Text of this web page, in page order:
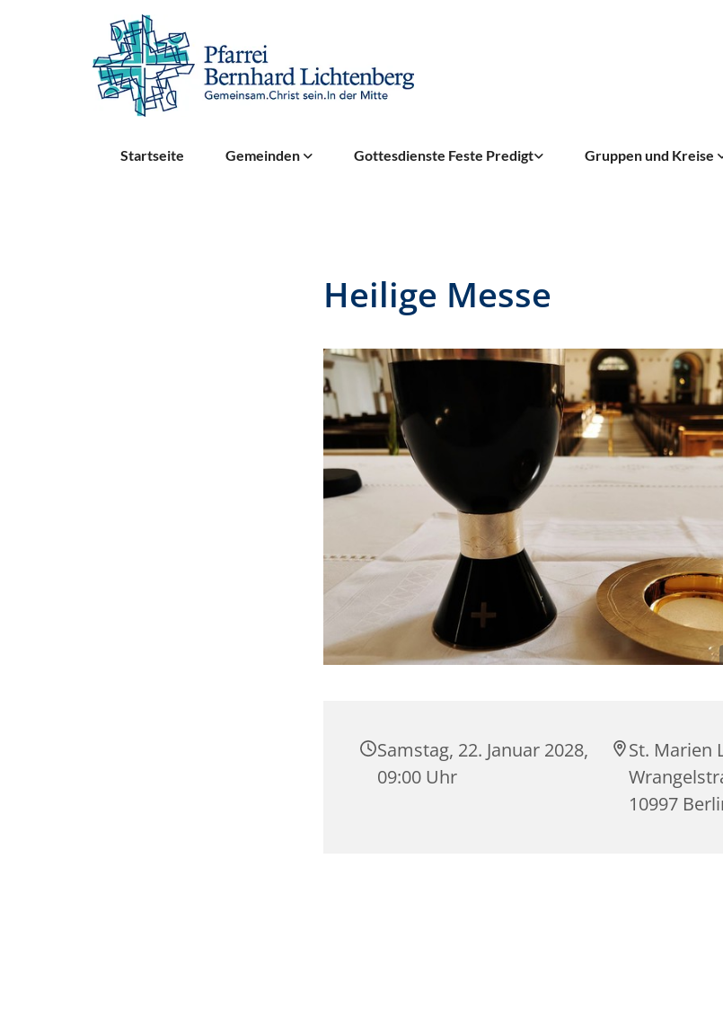
Startseite Gemeinden Gottesdienste Feste Predigt Gruppen und Kreise
Heilige Messe
Samstag, 22. Januar 2028,
09:00 Uhr
St. Marien
10997